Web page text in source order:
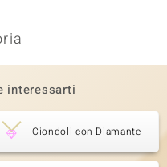
interessarti
Ciondoli con Diamante